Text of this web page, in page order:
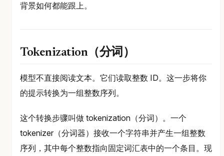
背景如何都能跟上。
Tokenization（分词）
模型不直接阅读文本。它们读取整数 ID。这一步将你
的提示转换为一组整数序列。
这个转换步骤叫做 tokenization（分词）。一个
tokenizer（分词器）接收一个字符串并产生一组整数
序列，其中每个整数指向固定词汇表中的一个条目。现